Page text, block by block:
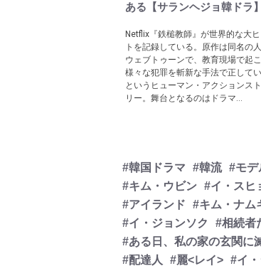
ある【サランヘジョ韓ドラ】
Netflix『鉄槌教師』が世界的な大ヒ
トを記録している。原作は同名の
ウェブトゥーンで、教育現場で起
様々な犯罪を斬新な手法で正してい
というヒューマン・アクションス
リー。舞台となるのはドラマ...
#韓国ドラマ #韓流 #モデ
#キム・ウビン #イ・スヒ
#アイランド
#キム・ナム
#イ・ジョンソク
#相続者
#ある日、私の家の玄関に
#配達人
#麗<レイ> #イ